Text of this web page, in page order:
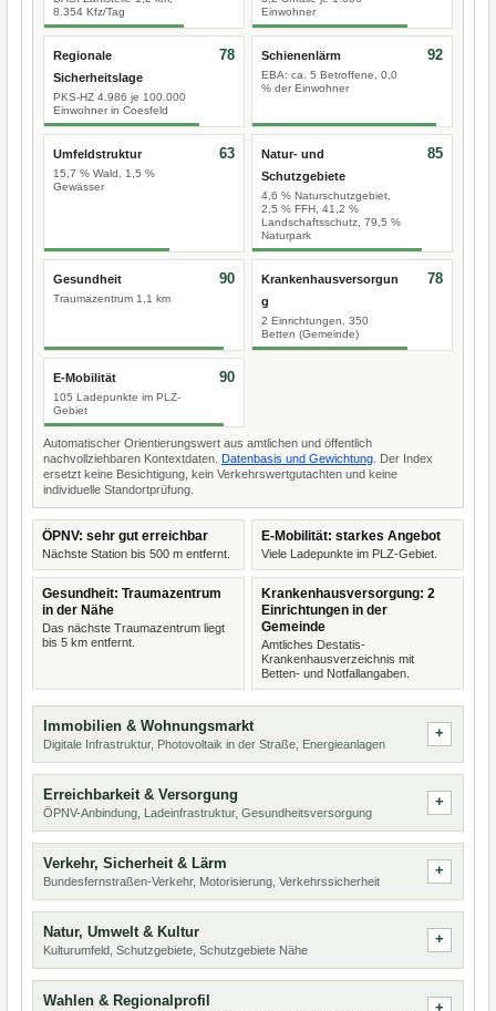
8.354 Kfz/Tag
Einwohner
Regionale
Sicherheitslage
PKS-HZ 4.986 je 100.000
Einwohner in Coesfeld
78 Schienenlärm
EBA: ca. 5 Betroffene, 0,0
% der Einwohner
92
Umfeldstruktur
15,7 % Wald, 1,5 %
Gewässer
63
Natur- und
Schutzgebiete
4,6 % Naturschutzgebiet,
2,5 % FFH, 41,2 %
Landschaftsschutz, 79,5 %
Naturpark
85
Gesundheit
Traumazentrum 1,1 km
90
Krankenhausversorgun
g
2 Einrichtungen, 350
Betten (Gemeinde)
78
E-Mobilität
105 Ladepunkte im PLZ-
Gebiet
90
Automatischer Orientierungswert aus amtlichen und öffentlich
nachvollziehbaren Kontextdaten. Datenbasis und Gewichtung . Der Index
ersetzt keine Besichtigung, kein Verkehrswertgutachten und keine
individuelle Standortprüfung.
ÖPNV: sehr gut erreichbar
Nächste Station bis 500 m entfernt.
E-Mobilität: starkes Angebot
Viele Ladepunkte im PLZ-Gebiet.
Gesundheit: Traumazentrum
in der Nähe
Das nächste Traumazentrum liegt
bis 5 km entfernt.
Krankenhausversorgung: 2
Einrichtungen in der
Gemeinde
Amtliches Destatis-
Krankenhausverzeichnis mit
Betten- und Notfallangaben.
Immobilien & Wohnungsmarkt
Digitale Infrastruktur, Photovoltaik in der Straße, Energieanlagen
Erreichbarkeit & Versorgung
ÖPNV-Anbindung, Ladeinfrastruktur, Gesundheitsversorgung
Verkehr, Sicherheit & Lärm
Bundesfernstraßen-Verkehr, Motorisierung, Verkehrssicherheit
Natur, Umwelt & Kultur
Kulturumfeld, Schutzgebiete, Schutzgebiete Nähe
Wahlen & Regionalprofil